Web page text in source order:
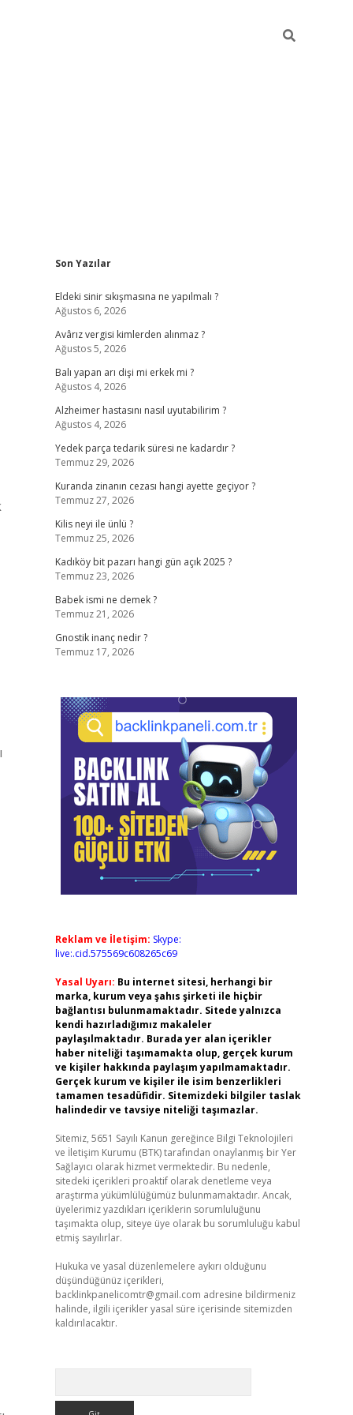
Sidebar
Son Yazılar
Eldeki sinir sıkışmasına ne yapılmalı ?
Ağustos 6, 2026
Avârız vergisi kimlerden alınmaz ?
Ağustos 5, 2026
Balı yapan arı dişi mi erkek mi ?
Ağustos 4, 2026
Alzheimer hastasını nasıl uyutabilirim ?
Ağustos 4, 2026
Yedek parça tedarik süresi ne kadardır ?
Temmuz 29, 2026
Kuranda zinanın cezası hangi ayette geçiyor ?
Temmuz 27, 2026
Kilis neyi ile ünlü ?
Temmuz 25, 2026
Kadıköy bit pazarı hangi gün açık 2025 ?
Temmuz 23, 2026
Babek ismi ne demek ?
Temmuz 21, 2026
Gnostik inanç nedir ?
Temmuz 17, 2026
Reklam ve İletişim: Skype:
live:.cid.575569c608265c69
Yasal Uyarı: Bu internet sitesi, herhangi bir
marka, kurum veya şahıs şirketi ile hiçbir
bağlantısı bulunmamaktadır. Sitede yalnızca
kendi hazırladığımız makaleler
paylaşılmaktadır. Burada yer alan içerikler
haber niteliği taşımamakta olup, gerçek kurum
ve kişiler hakkında paylaşım yapılmamaktadır.
Gerçek kurum ve kişiler ile isim benzerlikleri
tamamen tesadüfidir. Sitemizdeki bilgiler taslak
halindedir ve tavsiye niteliği taşımazlar.
Sitemiz, 5651 Sayılı Kanun gereğince Bilgi Teknolojileri
ve İletişim Kurumu (BTK) tarafından onaylanmış bir Yer
Sağlayıcı olarak hizmet vermektedir. Bu nedenle,
sitedeki içerikleri proaktif olarak denetleme veya
araştırma yükümlülüğümüz bulunmamaktadır. Ancak,
üyelerimiz yazdıkları içeriklerin sorumluluğunu
taşımakta olup, siteye üye olarak bu sorumluluğu kabul
etmiş sayılırlar.
Hukuka ve yasal düzenlemelere aykırı olduğunu
düşündüğünüz içerikleri,
backlinkpanelicomtr@gmail.com adresine bildirmeniz
halinde, ilgili içerikler yasal süre içerisinde sitemizden
kaldırılacaktır.